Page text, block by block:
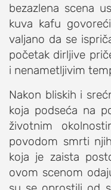
bezazlena scena
kuva kafu
valjano da se
početak dirljive
i nenametljivim
Nakon bliskih i
koja podseća na
životnim
povodom smrti
koja je zaista
ovom scenom